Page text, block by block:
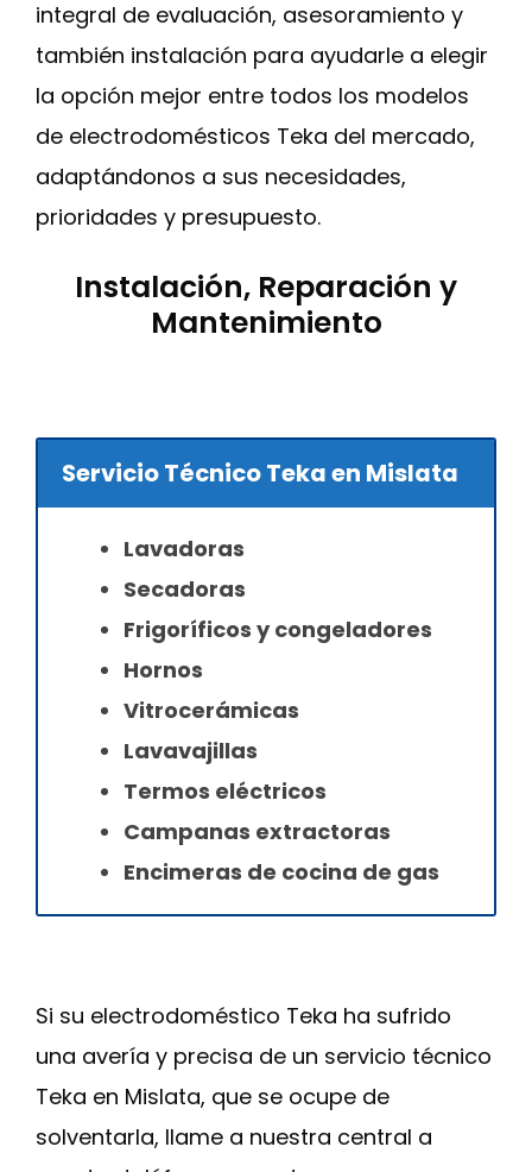
integral de evaluación, asesoramiento y
también instalación para ayudarle a elegir
la opción mejor entre todos los modelos
de electrodomésticos Teka del mercado,
adaptándonos a sus necesidades,
prioridades y presupuesto.
Instalación, Reparación y
Mantenimiento
Servicio Técnico Teka en Mislata
Lavadoras
Secadoras
Frigoríficos y congeladores
Hornos
Vitrocerámicas
Lavavajillas
Termos eléctricos
Campanas extractoras
Encimeras de cocina de gas
Si su electrodoméstico Teka ha sufrido
una avería y precisa de un servicio técnico
Teka en Mislata, que se ocupe de
solventarla, llame a nuestra central a